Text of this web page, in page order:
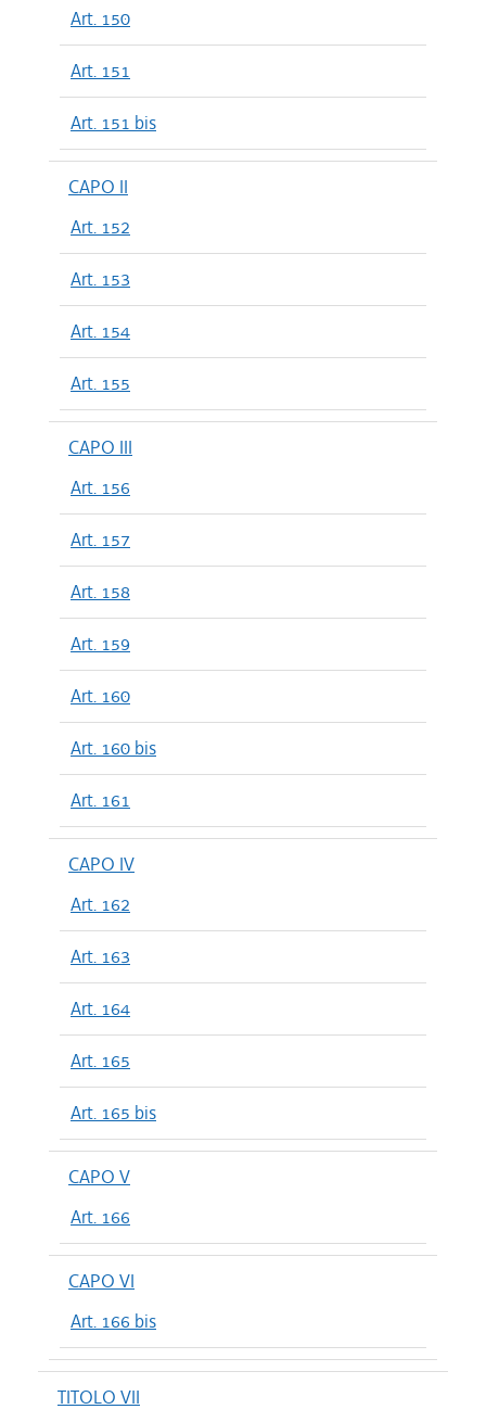
Art. 150
Art. 151
Art. 151 bis
CAPO II
Art. 152
Art. 153
Art. 154
Art. 155
CAPO III
Art. 156
Art. 157
Art. 158
Art. 159
Art. 160
Art. 160 bis
Art. 161
CAPO IV
Art. 162
Art. 163
Art. 164
Art. 165
Art. 165 bis
CAPO V
Art. 166
CAPO VI
Art. 166 bis
TITOLO VII